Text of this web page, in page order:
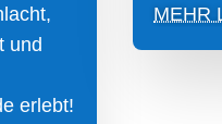
und
erlebt!
MEHR